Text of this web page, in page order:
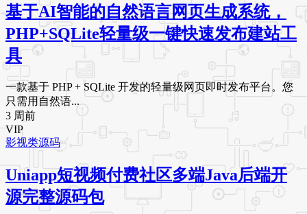
基于AI智能的自然语言网页生成系统，
PHP+SQLite轻量级一键快速发布建站工
具
一款基于 PHP + SQLite 开发的轻量级网页即时发布平台。您
只需用自然语...
3 周前
VIP
影视类源码
Uniapp短视频付费社区多端Java后端开
源完整源码包